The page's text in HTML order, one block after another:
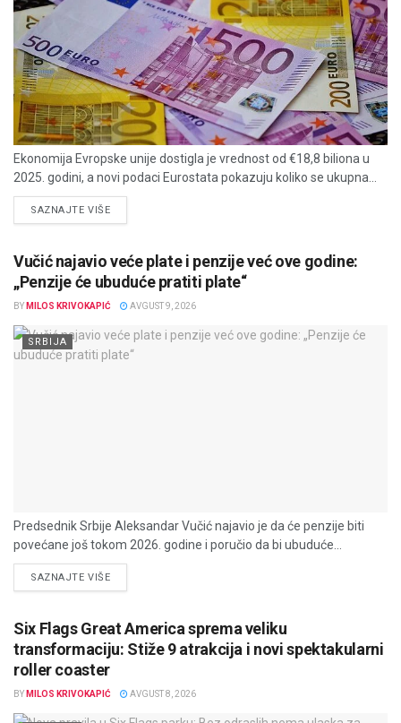
Ekonomija Evropske unije dostigla je vrednost od €18,8 biliona u
2025. godini, a novi podaci Eurostata pokazuju koliko se ukupna...
SAZNAJTE VIŠEDETAILS
Vučić najavio veće plate i penzije već ove godine:
„Penzije će ubuduće pratiti plate“
BY MILOS KRIVOKAPIĆ AVGUST 9, 2026
SRBIJA
Predsednik Srbije Aleksandar Vučić najavio je da će penzije biti
povećane još tokom 2026. godine i poručio da bi ubuduće...
SAZNAJTE VIŠEDETAILS
Six Flags Great America sprema veliku
transformaciju: Stiže 9 atrakcija i novi spektakularni
roller coaster
BY MILOS KRIVOKAPIĆ AVGUST 8, 2026